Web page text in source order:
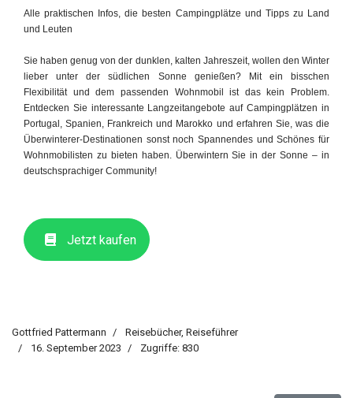
Alle praktischen Infos, die besten Campingplätze und Tipps zu Land
und Leuten
Sie haben genug von der dunklen, kalten Jahreszeit, wollen den Winter
lieber unter der südlichen Sonne genießen? Mit ein bisschen
Flexibilität und dem passenden Wohnmobil ist das kein Problem.
Entdecken Sie interessante Langzeitangebote auf Campingplätzen in
Portugal, Spanien, Frankreich und Marokko und erfahren Sie, was die
Überwinterer-Destinationen sonst noch Spannendes und Schönes für
Wohnmobilisten zu bieten haben. Überwintern Sie in der Sonne – in
deutschsprachiger Community!
Jetzt kaufen
Gottfried Pattermann
Reisebücher, Reiseführer
16. September 2023
Zugriffe: 830